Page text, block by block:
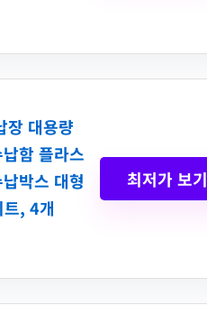
장 대용량
함 플라스
박스 대형
트, 4개
최저가 보기